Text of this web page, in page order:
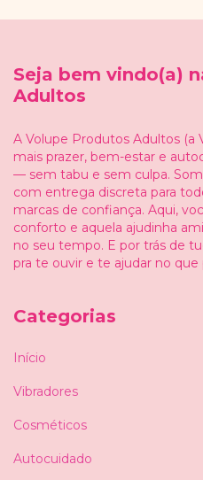
Seja bem vindo(a)
Adultos
A Volupe Produtos Adultos (a
mais prazer, bem-estar e
— sem tabu e sem culpa.
com entrega discreta para
marcas de confiança. Aqui,
conforto e aquela ajudinha
no seu tempo. E por trás de
pra te ouvir e te ajudar no que
Categorias
Início
Vibradores
Cosméticos
Autocuidado